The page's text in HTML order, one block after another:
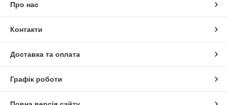
Про нас
Контакти
Доставка та оплата
Графік роботи